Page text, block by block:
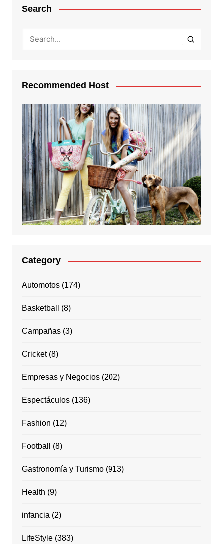
Search
Recommended Host
Category
Automotos(174)
Basketball (8)
Campañas(3)
Cricket(8)
Empresas y Negocios(202)
Espectáculos(136)
Fashion (12)
Football (8)
Gastronomía y Turismo(913)
Health (9)
infancia (2)
LifeStyle(383)